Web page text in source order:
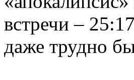
встречи –
даже трудно